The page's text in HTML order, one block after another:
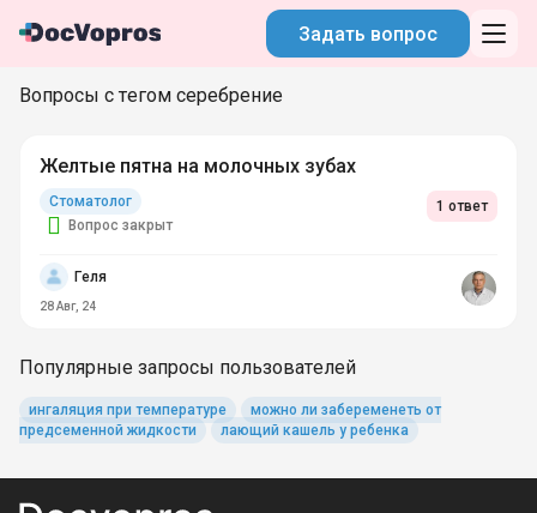
Задать вопрос
Вопросы с тегом серебрение
Желтые пятна на молочных зубах
Стоматолог
Вопрос закрыт
1 ответ
Геля
28 Авг, 24
Популярные запросы пользователей
ингаляция при температуре
можно ли забеременеть от
предсеменной жидкости
лающий кашель у ребенка